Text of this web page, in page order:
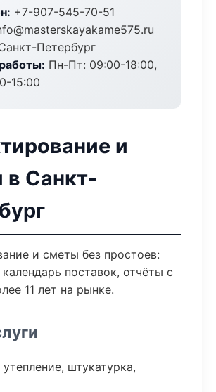
+7-907-545-70-51
Петербург
Пн-Пт: 09:00-18:00,
15:00
и
в Санкт-
и сметы без простоев:
календарь поставок, отчёты с
11 лет на рынке.
штукатурка,